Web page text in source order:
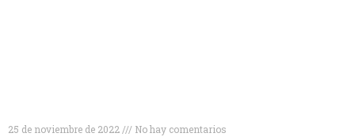
25 de noviembre de 2022
No hay comentarios